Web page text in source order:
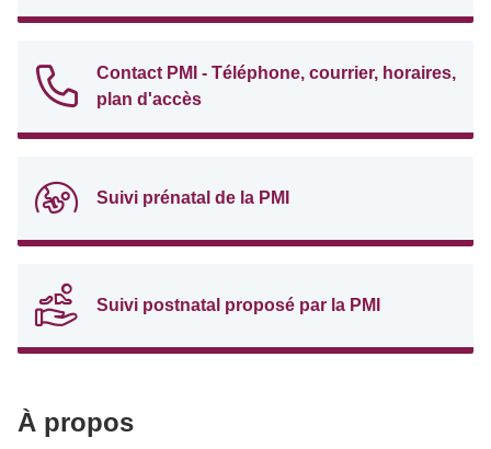
Contact PMI - Téléphone, courrier, horaires,
plan d'accès
Suivi prénatal de la PMI
Suivi postnatal proposé par la PMI
À propos